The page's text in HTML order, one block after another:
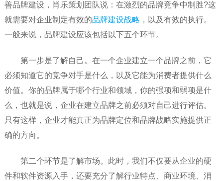
善品牌建设，肖乐策划团队说：在激烈的品牌竞争中制胜?这
就需要对企业制定有效的品牌建设战略 ，以及有效的执行。
一般来说，品牌建设应该包括以下五个环节。
第一步是了解自己。在一个企业建立一个品牌之前，它
必须知道它的竞争对手是什么，以及它能为消费者提供什么
价值。你的品牌属于哪个行业和领域，你的强项和弱项是什
么，也就是说，企业在建立品牌之前必须对自己进行评估。
只有这样，企业才能真正为品牌定位和品牌战略实施提供正
确的方向。
第二个环节是了解市场。此时，我们不仅要从企业的硬
件和软件资源入手，还要充分了解行业特点、商业环境、消